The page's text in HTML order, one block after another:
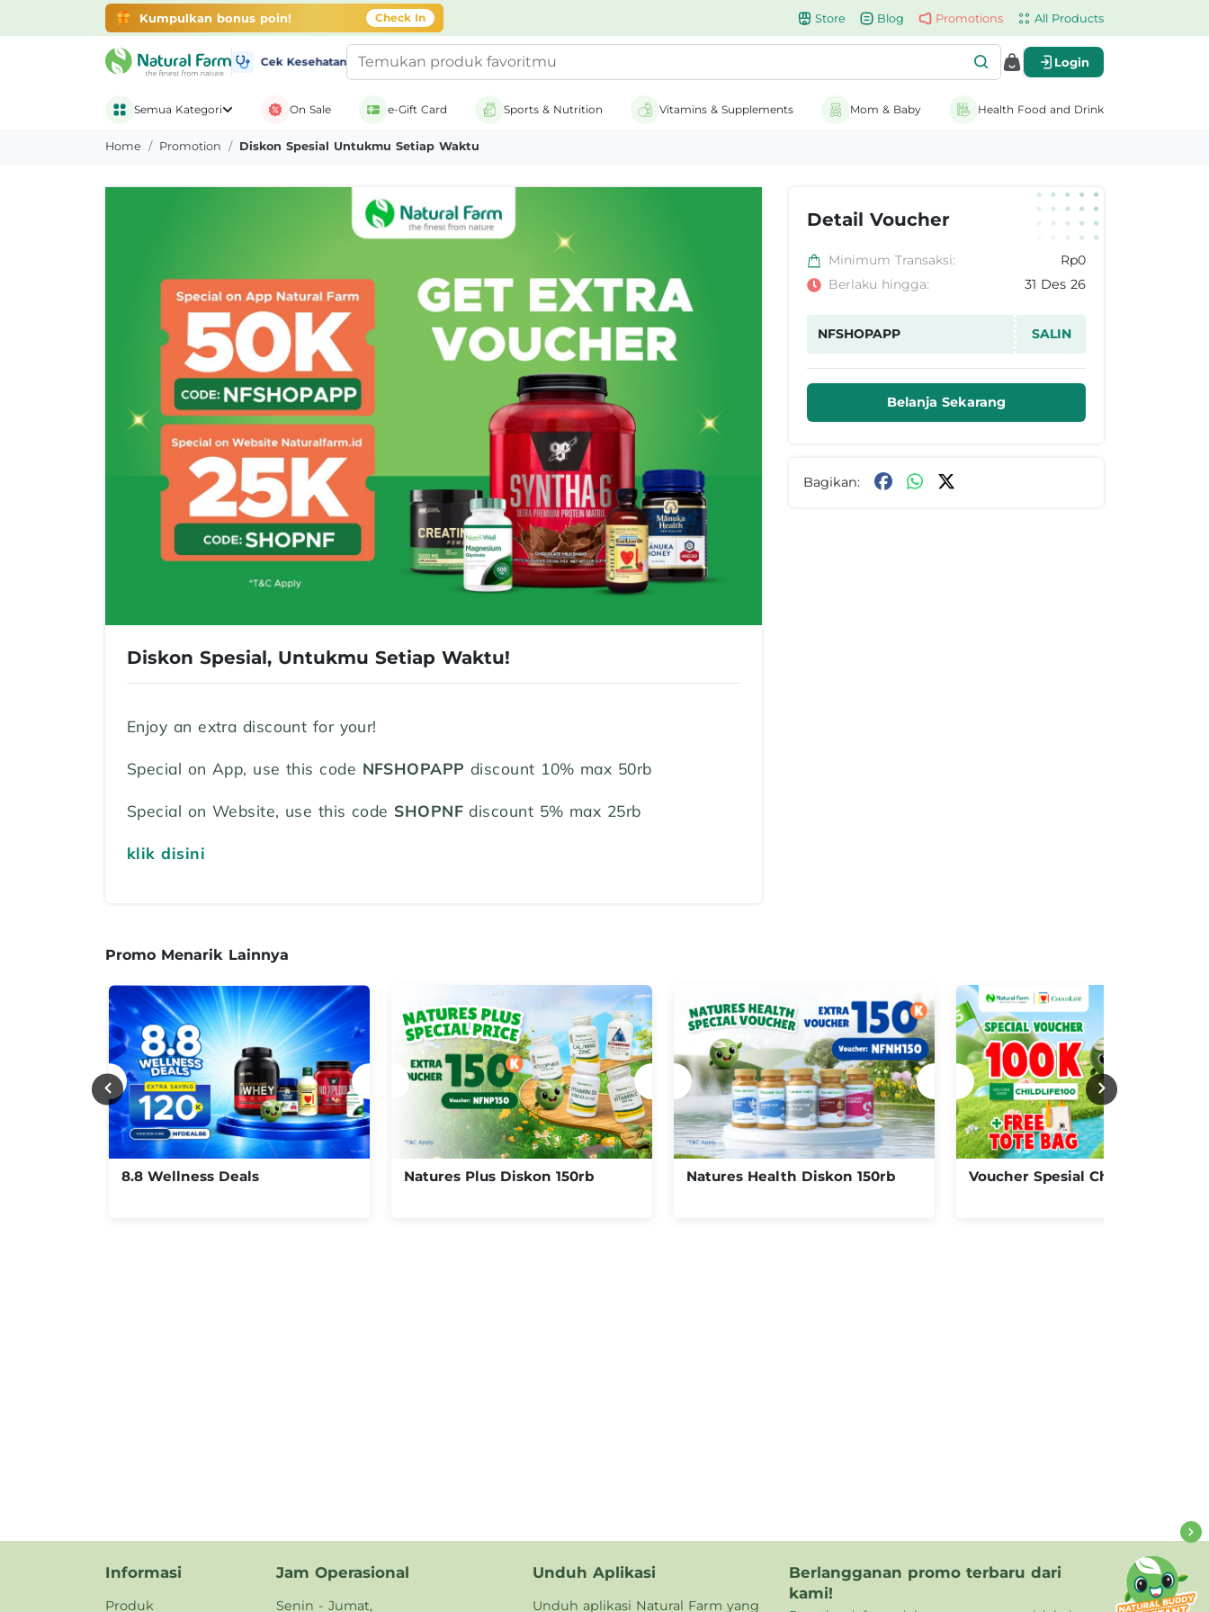
Kumpulkan bonus poin! Check In Store Blog Promotions All Products
Cek Kesehatan Login
Semua Kategori On Sale e-Gift Card Sports & Nutrition Vitamins & Supplements Mom & Baby Health Food and Drink
Diskon Spesial, Untukmu Setiap Waktu!
Home Promotion Diskon Spesial Untukmu Setiap Waktu
Diskon Spesial, Untukmu Setiap Waktu!
Enjoy an extra discount for your!
Special on App, use this code NFSHOPAPP discount 10% max 50rb
Special on Website, use this code SHOPNF discount 5% max 25rb
klik disini
Detail Voucher
Minimum Transaksi:
Rp0
Berlaku hingga:
31 Des 26
NFSHOPAPP SALIN
Belanja Sekarang
Bagikan:
Promo Menarik Lainnya
8.8 Wellness Deals Natures Plus Diskon 150rb Natures Health Diskon 150rb Voucher Spesial Childlife
Informasi
Produk
Jam Operasional
Senin - Jumat,
Unduh Aplikasi
Unduh aplikasi Natural Farm yang
Berlangganan promo terbaru dari
kami!